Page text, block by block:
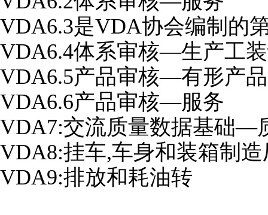
VDA6.3是VDA协会编制的
VDA6.4体系审核—生产工
VDA6.5产品审核—有形产品
VDA6.6产品审核—服务
VDA7:交流质量数据基础—
VDA8:挂车,车身和装箱制
VDA9:排放和耗油转